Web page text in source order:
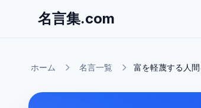
名言集.com
ホーム 名言一覧 富を軽蔑する人